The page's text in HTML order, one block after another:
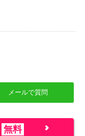
メールで質問
無料